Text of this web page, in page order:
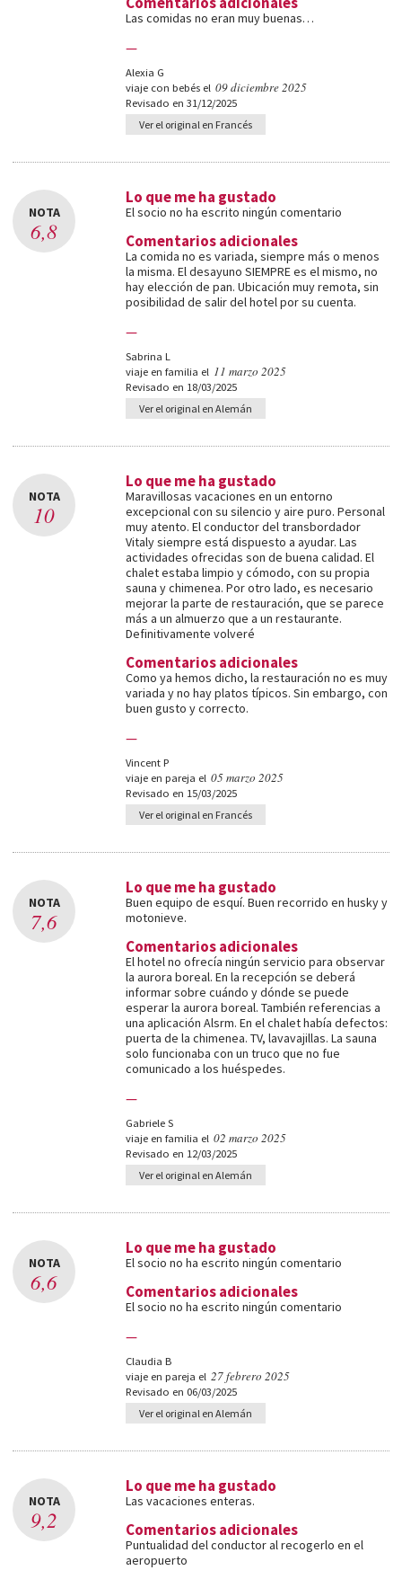
Las comidas no eran muy buenas…
—
Alexia G
viaje con bebés el 09 diciembre 2025
Revisado en 31/12/2025
Ver el original en Francés
NOTA
6,8
Lo que me ha gustado
El socio no ha escrito ningún comentario
Comentarios adicionales
La comida no es variada, siempre más o menos
la misma. El desayuno SIEMPRE es el mismo, no
hay elección de pan. Ubicación muy remota, sin
posibilidad de salir del hotel por su cuenta.
—
Sabrina L
viaje en familia el 11 marzo 2025
Revisado en 18/03/2025
Ver el original en Alemán
NOTA
10
Lo que me ha gustado
Maravillosas vacaciones en un entorno
excepcional con su silencio y aire puro. Personal
muy atento. El conductor del transbordador
Vitaly siempre está dispuesto a ayudar. Las
actividades ofrecidas son de buena calidad. El
chalet estaba limpio y cómodo, con su propia
sauna y chimenea. Por otro lado, es necesario
mejorar la parte de restauración, que se parece
más a un almuerzo que a un restaurante.
Definitivamente volveré
Comentarios adicionales
Como ya hemos dicho, la restauración no es muy
variada y no hay platos típicos. Sin embargo, con
buen gusto y correcto.
—
Vincent P
viaje en pareja el 05 marzo 2025
Revisado en 15/03/2025
Ver el original en Francés
NOTA
7,6
Lo que me ha gustado
Buen equipo de esquí. Buen recorrido en husky y
motonieve.
Comentarios adicionales
El hotel no ofrecía ningún servicio para observar
la aurora boreal. En la recepción se deberá
informar sobre cuándo y dónde se puede
esperar la aurora boreal. También referencias a
una aplicación Alsrm. En el chalet había defectos:
puerta de la chimenea. TV, lavavajillas. La sauna
solo funcionaba con un truco que no fue
comunicado a los huéspedes.
—
Gabriele S
viaje en familia el 02 marzo 2025
Revisado en 12/03/2025
Ver el original en Alemán
NOTA
6,6
Lo que me ha gustado
El socio no ha escrito ningún comentario
Comentarios adicionales
El socio no ha escrito ningún comentario
—
Claudia B
viaje en pareja el 27 febrero 2025
Revisado en 06/03/2025
Ver el original en Alemán
NOTA
9,2
Lo que me ha gustado
Las vacaciones enteras.
Comentarios adicionales
Puntualidad del conductor al recogerlo en el
aeropuerto